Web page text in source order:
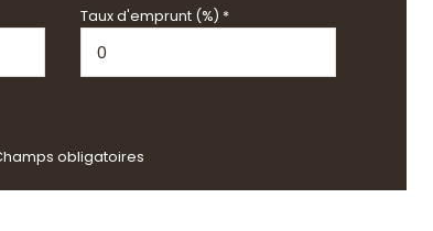
Taux d'emprunt (%) *
obligatoires